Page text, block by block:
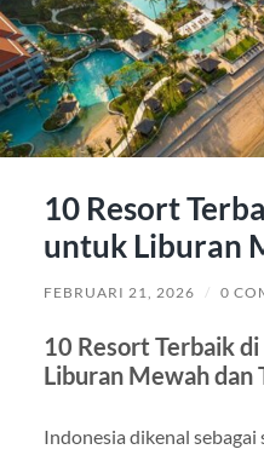
10 Resort
untuk Liburan
FEBRUARI 21, 2026 / 0
10 Resort Terbaik
Liburan Mewah dan
Indonesia dikenal